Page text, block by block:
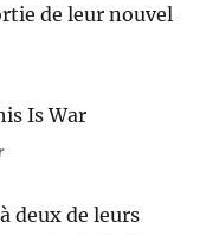
sonde leur nouvel
deux de leurs